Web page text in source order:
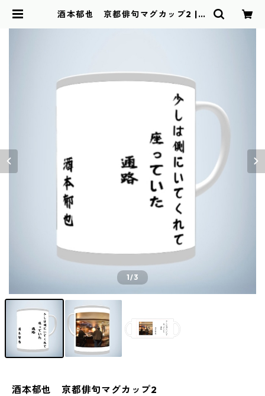
酒本郁也 京都俳句マグカップ2 | N
1/3
酒本郁也 京都俳句マグカップ2